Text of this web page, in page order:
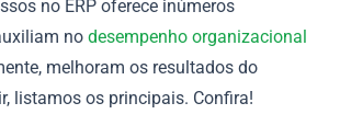
no ERP oferece inúmeros
no desempenho organizacional
melhoram os resultados do
listamos os principais. Confira!